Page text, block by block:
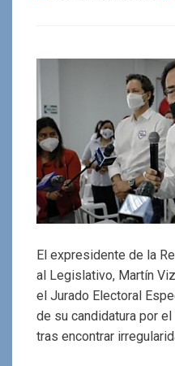
El expresidente de la
al Legislativo, Martín
el Jurado Electoral
de su candidatura por
tras encontrar